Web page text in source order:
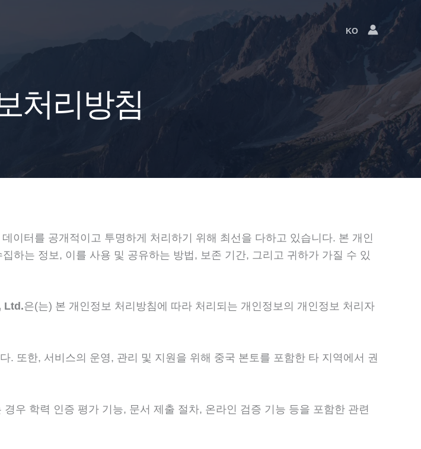
KO
Language
Switcher
처리방침
터를 공개적이고 투명하게 처리하기 위해 최선을 다하고 있습니다. 본 개인
하는 정보, 이를 사용 및 공유하는 방법, 보존 기간, 그리고 귀하가 가질 수 있
Ltd.은(는) 본 개인정보 처리방침에 따라 처리되는 개인정보의 개인정보 처리자
또한, 서비스의 운영, 관리 및 지원을 위해 중국 본토를 포함한 타 지역에서 권
학력 인증 평가 기능, 문서 제출 절차, 온라인 검증 기능 등을 포함한 관련